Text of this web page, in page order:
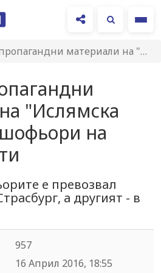
материали на "Ислямска държава" у шофьори на евродепутати
"Ислямска
на
е превозвал
а другият - в
957
16 Април 2016, 18:55